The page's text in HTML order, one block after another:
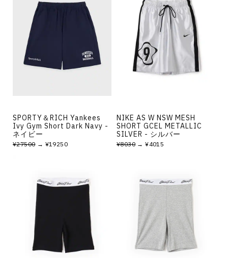
SPORTY＆RICH Yankees
Ivy Gym Short Dark Navy -
ネイビー
¥27500→ ¥19250
NIKE AS W NSW MESH
SHORT GCEL METALLIC
SILVER - シルバー
¥8030 → ¥4015